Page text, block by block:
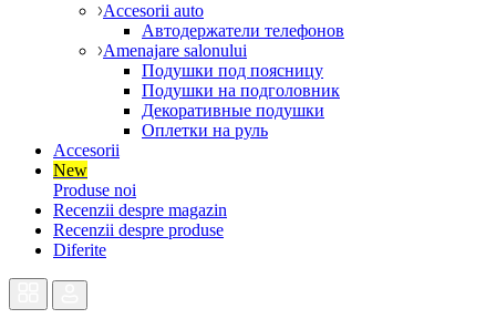
Accesorii auto
Автодержатели телефонов
Amenajare salonului
Подушки под поясницу
Подушки на подголовник
Декоративные подушки
Оплетки на руль
Accesorii
New
Produse noi
Recenzii despre magazin
Recenzii despre produse
Diferite